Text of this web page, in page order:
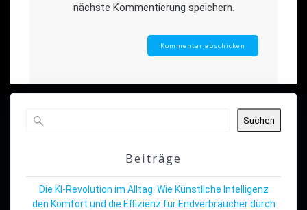
nächste Kommentierung speichern.
Suchen
Beiträge
Die KI-Revolution im Alltag: Wie Künstliche Intelligenz
den Komfort und die Effizienz für Endverbraucher durch